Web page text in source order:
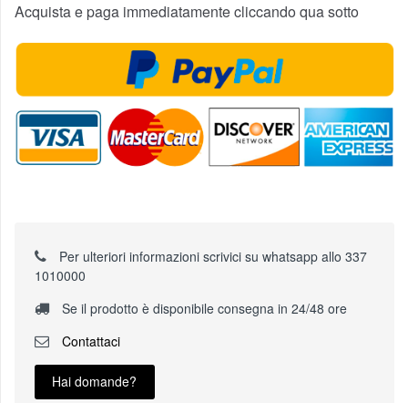
Acquista e paga immediatamente cliccando qua sotto
Per ulteriori informazioni scrivici su whatsapp allo 337
1010000
Se il prodotto è disponibile consegna in 24/48 ore
Contattaci
Hai domande?